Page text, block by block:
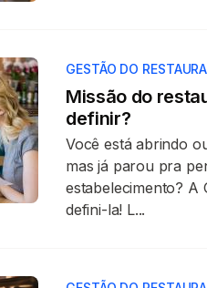
GESTÃO DO
Missão do
definir?
Você está abrindo
mas já parou pra
estabelecimento? A
defini-la! L...